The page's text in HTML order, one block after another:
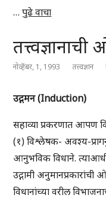
…पुढे वाचा
नोव्हेंबर, 1, 1993 तत्त्वज्ञान
उद्गमन (Induction)
सहाव्या प्रकरणात आपण
(१) विश्लेषक- अवश्य-
आनुभविक विधाने.
उद्गामी
विधानांच्या वरील